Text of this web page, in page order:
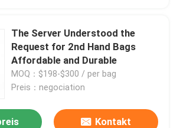
The Server Understood the
Request for 2nd Hand Bags
Affordable and Durable
MOQ：$198-$300 / per bag
Preis：negociation
Kontakt